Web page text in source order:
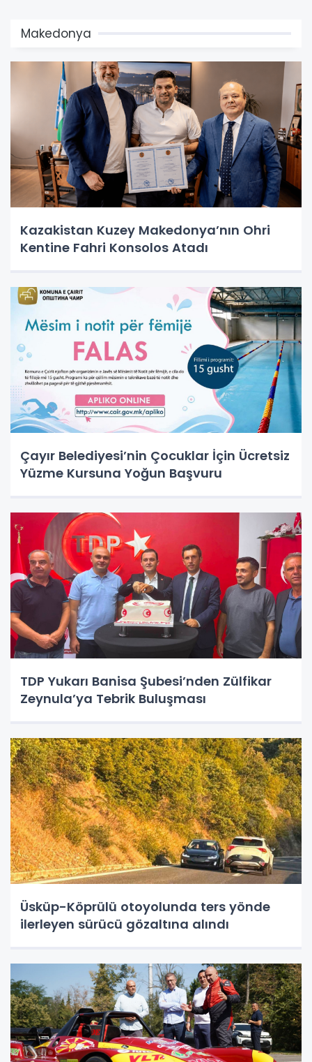
Makedonya
Kazakistan Kuzey Makedonya’nın Ohri
Kentine Fahri Konsolos Atadı
Çayır Belediyesi’nin Çocuklar İçin Ücretsiz
Yüzme Kursuna Yoğun Başvuru
TDP Yukarı Banisa Şubesi’nden Zülfikar
Zeynula’ya Tebrik Buluşması
Üsküp-Köprülü otoyolunda ters yönde
ilerleyen sürücü gözaltına alındı